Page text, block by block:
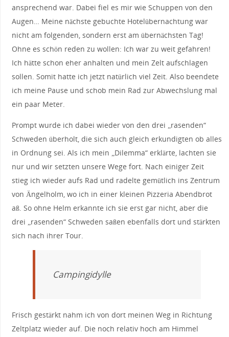
ansprechend war. Dabei fiel es mir wie Schuppen von den
Augen… Meine nächste gebuchte Hotelübernachtung war
nicht am folgenden, sondern erst am übernächsten Tag!
Ohne es schön reden zu wollen: Ich war zu weit gefahren!
Ich hätte schon eher anhalten und mein Zelt aufschlagen
sollen. Somit hatte ich jetzt natürlich viel Zeit. Also beendete
ich meine Pause und schob mein Rad zur Abwechslung mal
ein paar Meter.
Prompt wurde ich dabei wieder von den drei „rasenden“
Schweden überholt, die sich auch gleich erkundigten ob alles
in Ordnung sei. Als ich mein „Dilemma“ erklärte, lachten sie
nur und wir setzten unsere Wege fort. Nach einiger Zeit
stieg ich wieder aufs Rad und radelte gemütlich ins Zentrum
von Ängelholm, wo ich in einer kleinen Pizzeria Abendbrot
aß. So ohne Helm erkannte ich sie erst gar nicht, aber die
drei „rasenden“ Schweden saßen ebenfalls dort und stärkten
sich nach ihrer Tour.
Campingidylle
Frisch gestärkt nahm ich von dort meinen Weg in Richtung
Zeltplatz wieder auf. Die noch relativ hoch am Himmel